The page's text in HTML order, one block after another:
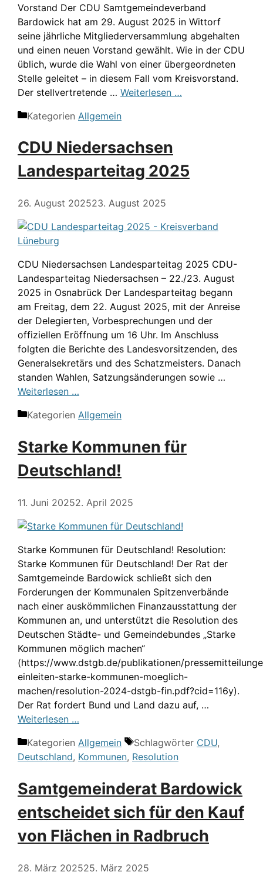
Vorstand Der CDU Samtgemeindeverband
Bardowick hat am 29. August 2025 in Wittorf
seine jährliche Mitgliederversammlung abgehalten
und einen neuen Vorstand gewählt. Wie in der CDU
üblich, wurde die Wahl von einer übergeordneten
Stelle geleitet – in diesem Fall vom Kreisvorstand.
Der stellvertretende … Weiterlesen …
Kategorien Allgemein
CDU Niedersachsen
Landesparteitag 2025
26. August 202523. August 2025
CDU Niedersachsen Landesparteitag 2025 CDU-
Landesparteitag Niedersachsen – 22./23. August
2025 in Osnabrück Der Landesparteitag begann
am Freitag, dem 22. August 2025, mit der Anreise
der Delegierten, Vorbesprechungen und der
offiziellen Eröffnung um 16 Uhr. Im Anschluss
folgten die Berichte des Landesvorsitzenden, des
Generalsekretärs und des Schatzmeisters. Danach
standen Wahlen, Satzungsänderungen sowie …
Weiterlesen …
Kategorien Allgemein
Starke Kommunen für
Deutschland!
11. Juni 20252. April 2025
Starke Kommunen für Deutschland! Resolution:
Starke Kommunen für Deutschland! Der Rat der
Samtgemeinde Bardowick schließt sich den
Forderungen der Kommunalen Spitzenverbände
nach einer auskömmlichen Finanzausstattung der
Kommunen an, und unterstützt die Resolution des
Deutschen Städte- und Gemeindebundes „Starke
Kommunen möglich machen“
(https://www.dstgb.de/publikationen/
einleiten-starke-kommunen-moeglich-
machen/resolution-2024-dstgb-fin.pdf?cid=116y).
Der Rat fordert Bund und Land dazu auf, …
Weiterlesen …
Kategorien Allgemein Schlagwörter CDU,
Deutschland, Kommunen, Resolution
Samtgemeinderat Bardowick
entscheidet sich für den Kauf
von Flächen in Radbruch
28. März 202525. März 2025